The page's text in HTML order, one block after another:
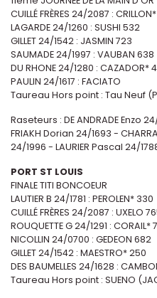
CUILLÉ FRÈRES 24/2087 :
LAGARDE 24/1260 : SUSHI 532
GILLET 24/1542 : JASMIN 723
SAUMADE 24/1997 : VAUBAN 638
DU RHONE 24/1280 : CAZADOR*
PAULIN 24/1617 : FACIATO
Taureau Hors point : Tau Neuf
Raseteurs : DE ANDRADE Enzo
FRIAKH Dorian 24/1693 -
24/1996 - LAURIER Pascal 24/
PORT ST LOUIS
FINALE TITI BONCOEUR
LAUTIER B 24/1781 : PEROLEN* 330
CUILLÉ FRÈRES 24/2087 : UXELO
ROUQUETTE G 24/1291 : CORAIL*
NICOLLIN 24/0700 : GEDEON 682
GILLET 24/1542 : MAESTRO* 250
DES BAUMELLES 24/1628 :
Taureau Hors point : SUENO